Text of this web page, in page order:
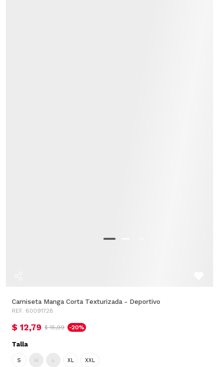
Camiseta Manga Corta Texturizada - Deportivo
REF. 60091728
$ 12,79 $ 15,99 -20%
Talla
S M L XL XXL